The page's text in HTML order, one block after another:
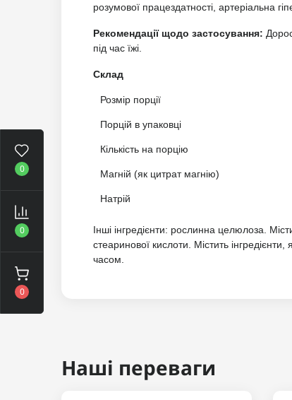
0
0
0
розумової працездатності, артеріальна
Рекомендації щодо застосування:
під час їжі.
Склад
Розмір порції
Порцій в упаковці
Кількість на порцію
Магній (як цитрат магнію)
Натрій
Інші інгредієнти: рослинна целюлоза.
стеаринової кислоти. Містить
часом.
Наші переваги